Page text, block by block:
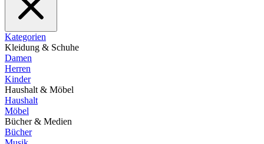
Kategorien
Kleidung & Schuhe
Damen
Herren
Kinder
Haushalt & Möbel
Haushalt
Möbel
Bücher & Medien
Bücher